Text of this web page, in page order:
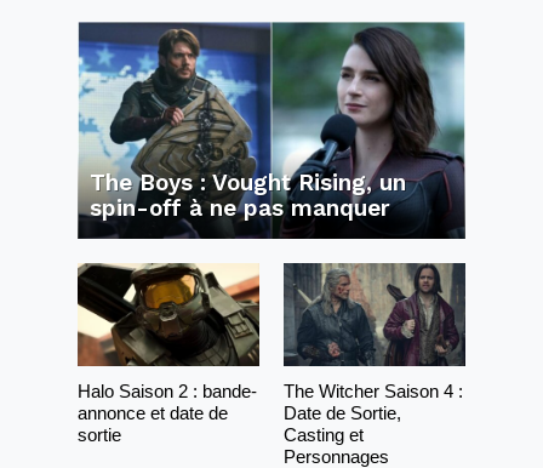
The Boys : Vought Rising, un
spin-off à ne pas manquer
Halo Saison 2 : bande-
annonce et date de
sortie
The Witcher Saison 4 :
Date de Sortie,
Casting et
Personnages